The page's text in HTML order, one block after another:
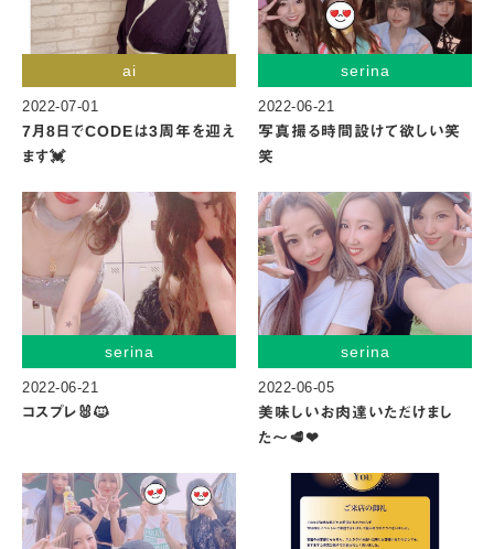
ai
2022-07-01
7月8日でCODEは3周年を迎え
ます💓
serina
2022-06-21
写真撮る時間設けて欲しい笑
笑
serina
2022-06-21
コスプレ🐰🐱
serina
2022-06-05
美味しいお肉達いただけまし
た〜🥩❤︎